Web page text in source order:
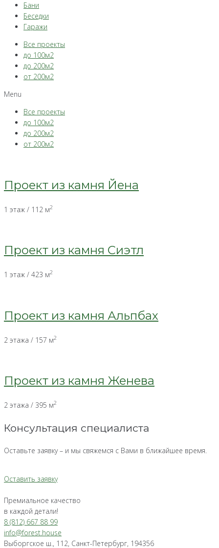
Бани
Беседки
Гаражи
Все проекты
до 100м2
до 200м2
от 200м2
Menu
Все проекты
до 100м2
до 200м2
от 200м2
Проект из камня Йена
1 этаж / 112 м2
Проект из камня Сиэтл
1 этаж / 423 м2
Проект из камня Альпбах
2 этажа / 157 м2
Проект из камня Женева
2 этажа / 395 м2
Консультация специалиста
Оставьте заявку – и мы свяжемся с Вами в ближайшее время.
Оставить заявку
Премиальное качество
в каждой детали!
8 (812) 667 88 99
info@forest.house
Выборгское ш., 112, Санкт-Петербург, 194356